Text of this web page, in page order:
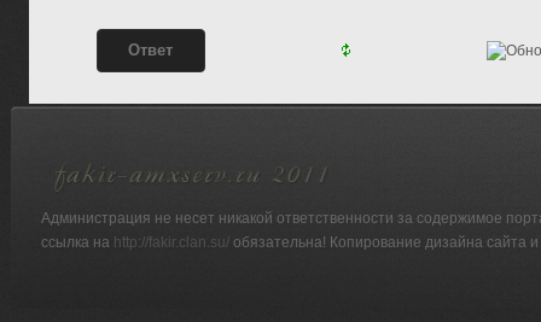
Администрация не несет никакой ответственности за содержимое
ссылка на http://fakir.clan.su/ обязательна! Копирование дизайна сайта